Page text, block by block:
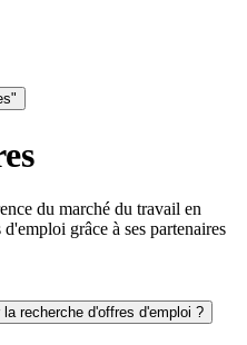
du marché du travail en
grâce à ses partenaires
recherche d'offres d'emploi ?